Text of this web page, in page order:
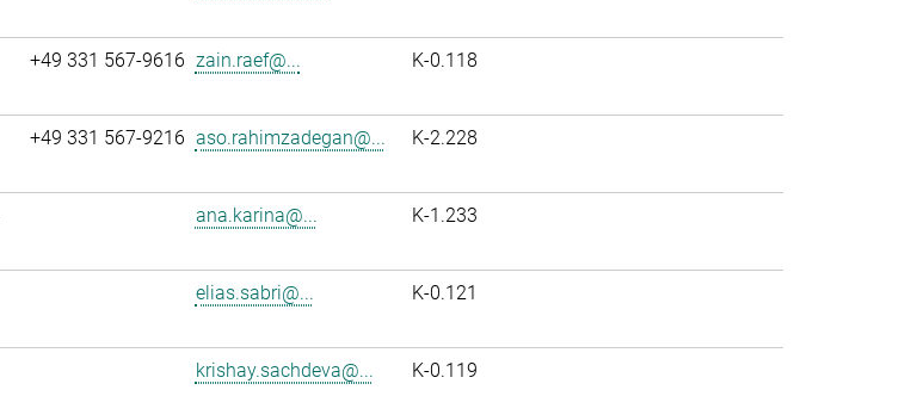
+49 331 567-9616 zain.raef@... K-0.118
+49 331 567-9216 aso.rahimzadegan@... K-2.228
ana.karina@... K-1.233
elias.sabri@... K-0.121
krishay.sachdeva@... K-0.119